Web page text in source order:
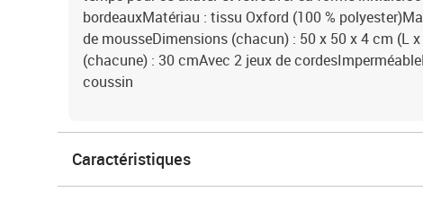
bordeauxMatériau : tissu Oxford (100 %
de mousseDimensions (chacun) : 50 x 50 x 4 cm (L
(chacune) : 30 cmAvec 2 jeux de
coussin
Caractéristiques